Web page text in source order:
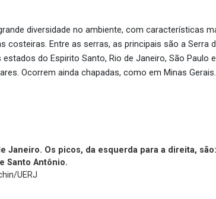
diversidade no ambiente, com características
costeiras. Entre as serras, as principais são a Serra
estados do Espirito Santo, Rio de Janeiro, São
Ocorrem ainda chapadas, como em Minas
Janeiro. Os picos, da esquerda para a direita,
Santo Antônio.
UERJ